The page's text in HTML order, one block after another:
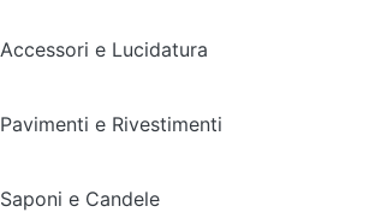
Accessori e Lucidatura
Pavimenti e Rivestimenti
Saponi e Candele